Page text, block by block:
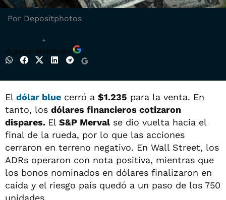
Por Depositphotos
+
Agregar ámbito en
El dólar blue cerró a $1.235 para la venta. En
tanto, los dólares financieros cotizaron
dispares. El S&P Merval se dio vuelta hacia el
final de la rueda, por lo que las acciones
cerraron en terreno negativo. En Wall Street, los
ADRs operaron con nota positiva, mientras que
los bonos nominados en dólares finalizaron en
caída y el riesgo país quedó a un paso de los 750
unidades.